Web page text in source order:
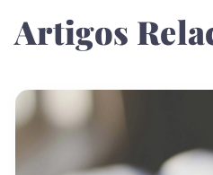
Artigos